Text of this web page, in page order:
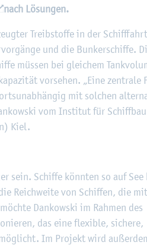
nach Lö­sun­gen.
Treib­stof­fe in der
und die Bun­ker­schif­fe.
müs­sen bei glei­chem
vor­se­hen. „Eine zen­tra­le
mit sol­chen
vom In­sti­tut für
Kiel.
sein. Schif­fe könn­ten so auf
Reich­wei­te von Schif­fen, die
Dan­kow­ski im Rah­men des
das eine fle­xi­ble, si­che­re,
Im Pro­jekt wird